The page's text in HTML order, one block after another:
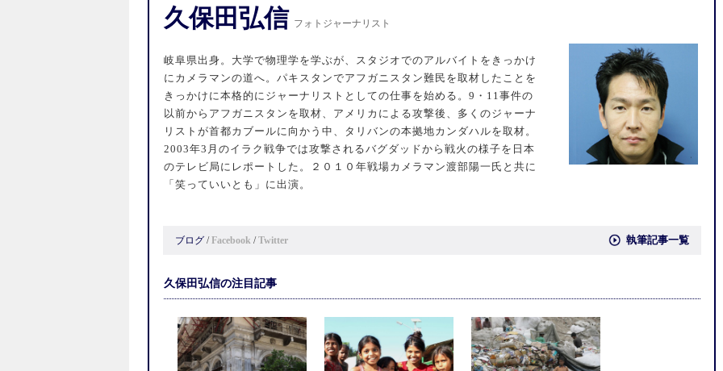
久保田弘信 フォトジャーナリスト
岐阜県出身。大学で物理学を学ぶが、スタジオでのアルバイトをきっかけ
にカメラマンの道へ。パキスタンでアフガニスタン難民を取材したことを
きっかけに本格的にジャーナリストとしての仕事を始める。9・11事件の
以前からアフガニスタンを取材、アメリカによる攻撃後、多くのジャーナ
リストが首都カブールに向かう中、タリバンの本拠地カンダハルを取材。
2003年3月のイラク戦争では攻撃されるバグダッドから戦火の様子を日本
のテレビ局にレポートした。２０１０年戦場カメラマン渡部陽一氏と共に
「笑っていいとも」に出演。
ブログ/Facebook /Twitter 執筆記事一覧
久保田弘信の注目記事